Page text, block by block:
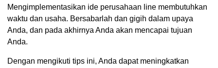
Mengimplementasikan ide perusahaan line membutuhkan
waktu dan usaha. Bersabarlah dan gigih dalam upaya
Anda, dan pada akhirnya Anda akan mencapai tujuan
Anda.
Dengan mengikuti tips ini, Anda dapat meningkatkan